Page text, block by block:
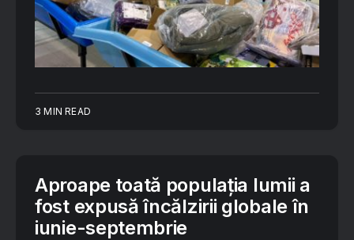
3 MIN READ
Aproape toată populația lumii a
fost expusă încălzirii globale în
iunie-septembrie